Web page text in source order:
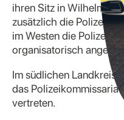
ihren Sitz in
zusätzlich die
im Westen die
organisatorisch
Im südlichen Landkreis
das
vertreten.